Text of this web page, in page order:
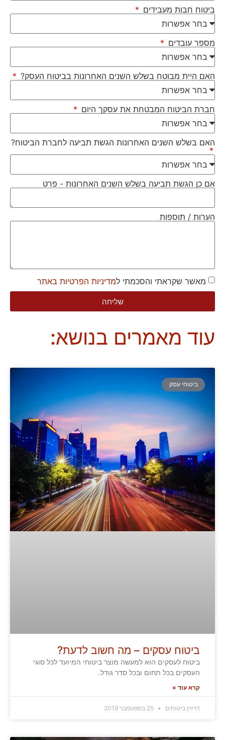
ביטוח חבות מעבידים
מספר עובדים
האם היית מבוטח בשלש השנים האחרונות בביטוח העסק?
חברת הביטוח המבטחת את עסקך היום
האם בשלש השנים האחרונות הגשת תביעה לחברת הביטוח?
אם כן הגשת תביעה בשלש השנים האחרונות - פרט
הערות / תוספות
מאשר שקראתי והסכמתי למדיניות הפרטיות באתר
שליחה
עוד מאמרים בנושא:
ביטוחי עסק
ביטוח עסקים – מה חשוב לדעת?
ביטוח לעסקים הוא למעשה מוצר ביטוחי המיועד לכל סוגי
העסקים בכל תחום ובכל סדר גודל.
קרא עוד »
דריזין ביטוחים